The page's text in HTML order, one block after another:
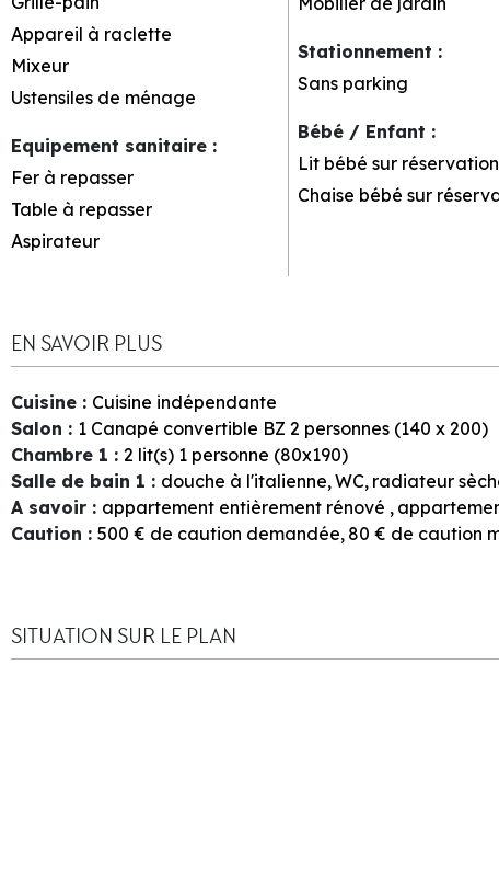
Appareil à raclette
Mixeur
Ustensiles de ménage
Equipement sanitaire :
Fer à repasser
Table à repasser
Aspirateur
Stationnement :
Sans parking
Bébé / Enfant :
Lit bébé sur réservation
Chaise bébé sur
EN SAVOIR PLUS
Cuisine : Cuisine indépendante
Salon : 1 Canapé convertible BZ 2 personnes (140 x 200)
Chambre 1 : 2 lit(s) 1 personne (80x190)
Salle de bain 1 : douche à l'italienne WC radiateur
A savoir : appartement entièrement rénové
Caution : 500 € de caution demandée 80 € de caution
SITUATION SUR LE PLAN